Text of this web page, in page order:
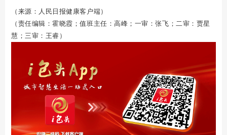
（来源 ：人民日报健康客户端）
（责任编辑：霍晓霞；值班主任：高峰；一审：张飞；二审：贾星
慧；三审：王睿）